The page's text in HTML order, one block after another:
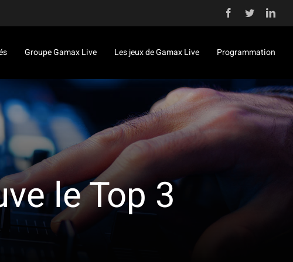
Facebook
Twitter
Groupe Gamax Live Les jeux de Gamax Live Programmation
le Top 3